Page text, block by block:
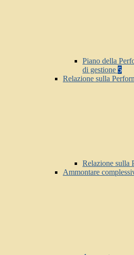
Piano della
di gestione 5
Relazione sulla
Relazione sulla
Ammontare